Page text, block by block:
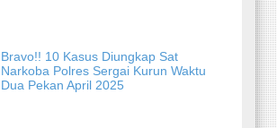
Bravo!! 10 Kasus Diungkap Sat
Narkoba Polres Sergai Kurun Waktu
Dua Pekan April 2025